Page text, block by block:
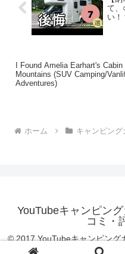
て、
い！
I Found Amelia Earhart's Cabin
Mountains (SUV Camping/
Adventures)
ホーム キャンピン
YouTubeキャンピン
コミ・
© 2017 YouTubeキャンピング